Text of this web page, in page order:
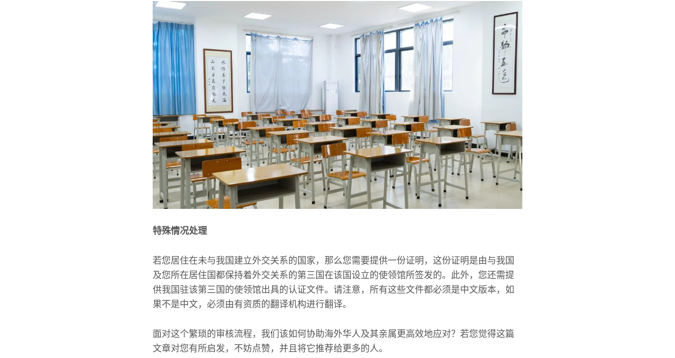
特殊情况处理
若您居住在未与我国建立外交关系的国家，那么您需要提供一份证明，这份证明是由与我国
及您所在居住国都保持着外交关系的第三国在该国设立的使领馆所签发的。此外，您还需提
供我国驻该第三国的使领馆出具的认证文件。请注意，所有这些文件都必须是中文版本，如
果不是中文，必须由有资质的翻译机构进行翻译。
面对这个繁琐的审核流程，我们该如何协助海外华人及其亲属更高效地应对？若您觉得这篇
文章对您有所启发，不妨点赞，并且将它推荐给更多的人。